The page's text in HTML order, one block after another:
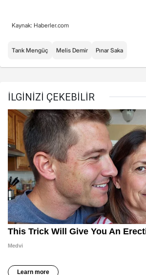
Kaynak: Haberler.com
Tarık Mengüç Melis Demir Pınar Saka